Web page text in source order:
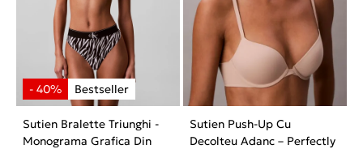
Sutien Bralette Triunghi -
Monograma Grafica Din
Sutien Push-Up Cu
Decolteu Adanc – Perfectly